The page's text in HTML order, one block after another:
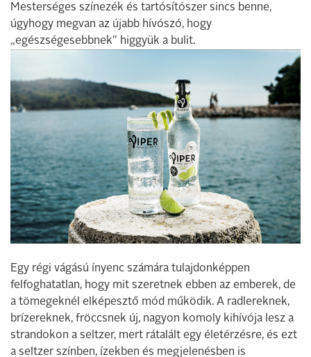
Mesterséges színezék és tartósítószer sincs benne,
úgyhogy megvan az újabb hívószó, hogy
„egészségesebbnek” higgyük a bulit.
Egy régi vágású ínyenc számára tulajdonképpen
felfoghatatlan, hogy mit szeretnek ebben az emberek, de
a tömegeknél elképesztő mód működik. A radlereknek,
brízereknek, fröccsnek új, nagyon komoly kihívója lesz a
strandokon a seltzer, mert rátalált egy életérzésre, és ezt
a seltzer színben, ízekben és megjelenésben is